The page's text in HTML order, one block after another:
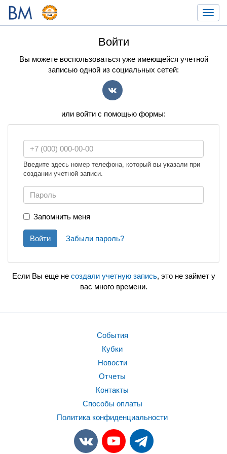
Войти
Вы можете воспользоваться уже имеющейся учетной
записью одной из социальных сетей:
или войти с помощью формы:
Введите здесь номер телефона, который вы указали при
создании учетной записи.
Запомнить меня
Войти Забыли пароль?
Если Вы еще не создали учетную запись, это не займет у
вас много времени.
События
Кубки
Новости
Отчеты
Контакты
Способы оплаты
Политика конфиденциальности